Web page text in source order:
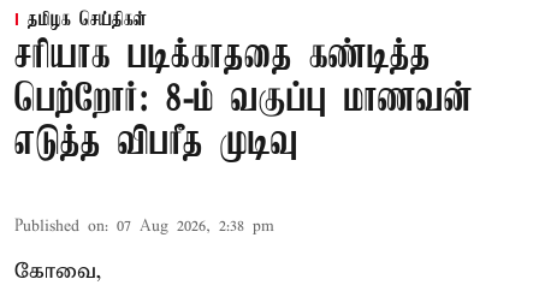
தமிழக செய்திகள்
சரியாக படிக்காததை கண்டித்த
பெற்றோர்: 8-ம் வகுப்பு மாணவன்
எடுத்த விபரீத முடிவு
Published on: 07 Aug 2026, 2:38 pm
கோவை,